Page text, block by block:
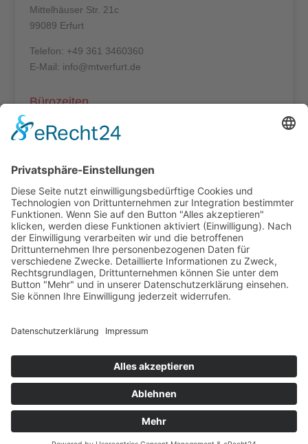
Mittelhäuser Str. 21c
99089 Erfurt
Telefon: +49 361 3460360
E-Mail: info@mtverfurt.de
Bürozeiten
Mo – Do: 8:00 – 14:00 Uhr
Termine außerhalb unserer Geschäftszeiten nur
nach Absprache.
Folgt uns auf facebook
MTV 1860 Erfurt e.V. 2019 | Webdesign
This site is protected by reCAPTCHA and the Google Privacy Policy